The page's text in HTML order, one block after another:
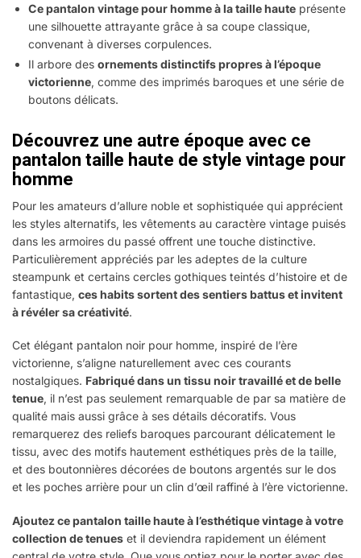
Ce pantalon vintage pour homme à la taille haute présente
une silhouette attrayante grâce à sa coupe classique,
convenant à diverses corpulences.
Il arbore des ornements distinctifs propres à l’époque
victorienne, comme des imprimés baroques et une série de
boutons délicats.
Découvrez une autre époque avec ce
pantalon taille haute de style vintage pour
homme
Pour les amateurs d’allure noble et sophistiquée qui apprécient
les styles alternatifs, les vêtements au caractère vintage puisés
dans les armoires du passé offrent une touche distinctive.
Particulièrement appréciés par les adeptes de la culture
steampunk et certains cercles gothiques teintés d’histoire et de
fantastique, ces habits sortent des sentiers battus et invitent
à révéler sa créativité.
Cet élégant pantalon noir pour homme, inspiré de l’ère
victorienne, s’aligne naturellement avec ces courants
nostalgiques. Fabriqué dans un tissu noir travaillé et de belle
tenue, il n’est pas seulement remarquable de par sa matière de
qualité mais aussi grâce à ses détails décoratifs. Vous
remarquerez des reliefs baroques parcourant délicatement le
tissu, avec des motifs hautement esthétiques près de la taille,
et des boutonnières décorées de boutons argentés sur le dos
et les poches arrière pour un clin d’œil raffiné à l’ère victorienne.
Ajoutez ce pantalon taille haute à l’esthétique vintage à votre
collection de tenues et il deviendra rapidement un élément